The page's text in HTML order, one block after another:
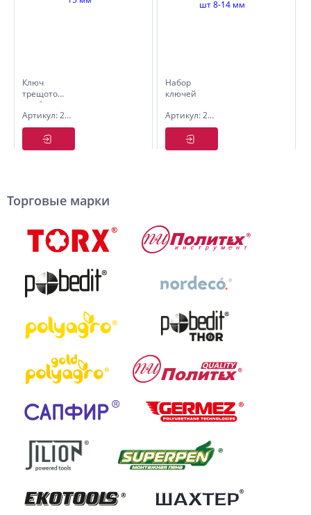
Ключ
трещоточный
комбинированный
Cr-V 15 ммАртикул: 2725620
Набор
ключей
комбинированных
Cr-V 5 шт
8-14 мм
Артикул: 2735601
Торговые марки